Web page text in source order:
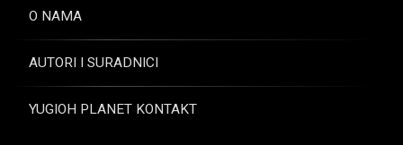
O NAMA
AUTORI I SURADNICI
YUGIOH PLANET KONTAKT